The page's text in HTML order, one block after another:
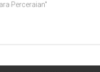
Perceraian"